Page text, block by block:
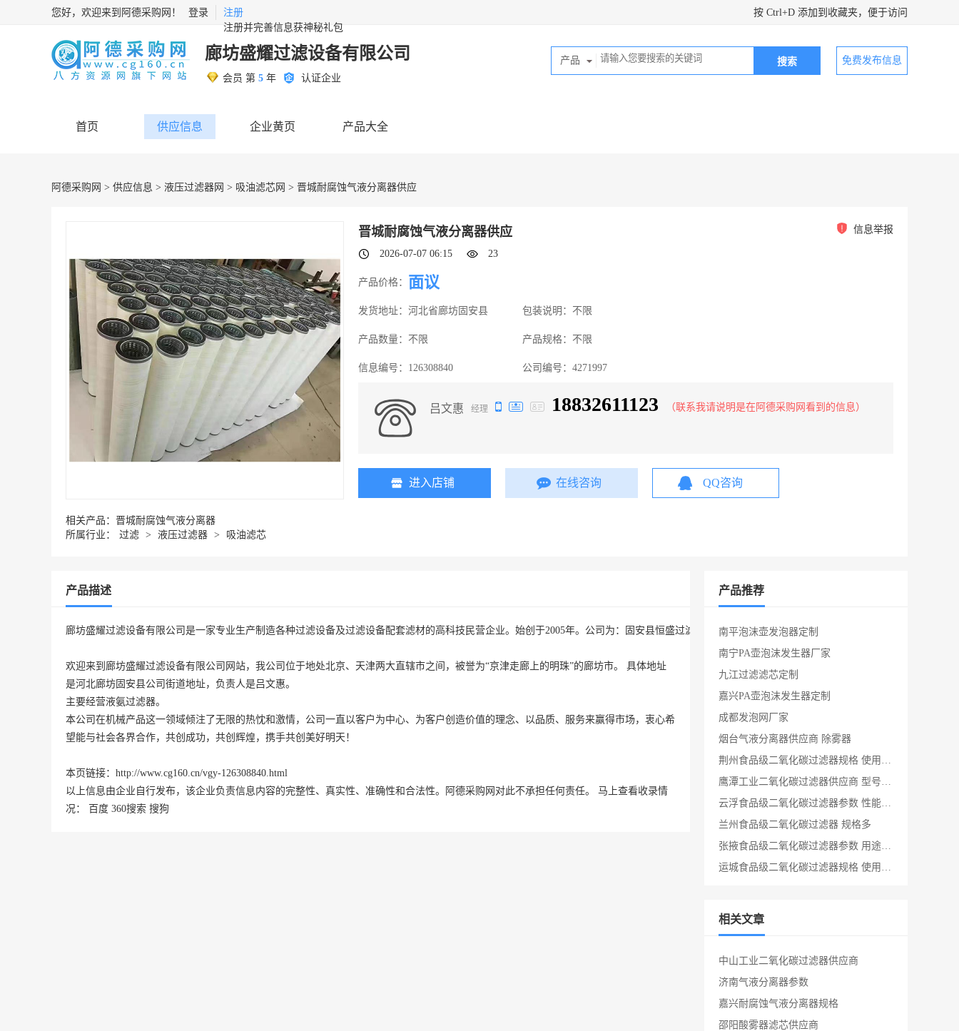
您好，欢迎来到阿德采购网！ 登录
注册
注册并完善信息获神秘礼包
按 Ctrl+D 添加到收藏夹，便于访问
廊坊盛耀过滤设备有限公司
会员 第 5 年 认证企业
产品 免费发布信息
首页 供应信息 企业黄页 产品大全
阿德采购网 > 供应信息 > 液压过滤器网 > 吸油滤芯网 > 晋城耐腐蚀气液分离器供应
晋城耐腐蚀气液分离器供应
2026-07-07 06:15 23
产品价格： 面议
发货地址： 河北省廊坊固安县 包装说明： 不限
产品数量： 不限 产品规格： 不限
信息编号： 126308840 公司编号： 4271997
吕文惠 经理 18832611123 （联系我请说明是在阿德采购网看到的信息）
进入店铺 在线咨询 QQ咨询
信息举报
相关产品： 晋城耐腐蚀气液分离器
所属行业：
过滤 > 液压过滤器 > 吸油滤芯
产品描述
廊坊盛耀过滤设备有限公司是一家专业生产制造各种过滤设备及过滤设备配套滤材的高科技民营企业。始创于2005年。公司为：固安县恒盛过滤设备厂。随着公司的不断发展自2014年公司交更为：
欢迎来到廊坊盛耀过滤设备有限公司网站，我公司位于地处北京、天津两大直辖市之间，被誉为“京津走廊上的明珠”的廊坊市。 具体地址
是河北廊坊 固安县公司街道地址，负责人是吕文惠。
主要经营液氨过滤器。
本公司在机械产品这一领域倾注了无限的热忱和激情，公司一直以客户为中心、为客户创造价值的理念、以品质、服务来赢得市场，衷心希
望能与社会各界合作，共创成功，共创辉煌，携手共创美好明天！
本页链接： http://www.cg160.cn/vgy-126308840.html
以上信息由企业自行发布，该企业负责信息内容的完整性、真实性、准确性和合法性。阿德采购网对此不承担任何责任。
马上查看收录情
况：
百度 360搜索 搜狗
产品推荐
南平泡沫壶发泡器定制
南宁PA壶泡沫发生器厂家
九江过滤滤芯定制
嘉兴PA壶泡沫发生器定制
成都发泡网厂家
烟台气液分离器供应商 除雾器
荆州食品级二氧化碳过滤器规格 使用方便
鹰潭工业二氧化碳过滤器供应商 型号多样
云浮食品级二氧化碳过滤器参数 性能稳定
兰州食品级二氧化碳过滤器 规格多
张掖食品级二氧化碳过滤器参数 用途广泛
运城食品级二氧化碳过滤器规格 使用范围广
相关文章
中山工业二氧化碳过滤器供应商
济南气液分离器参数
嘉兴耐腐蚀气液分离器规格
邵阳酸雾器滤芯供应商